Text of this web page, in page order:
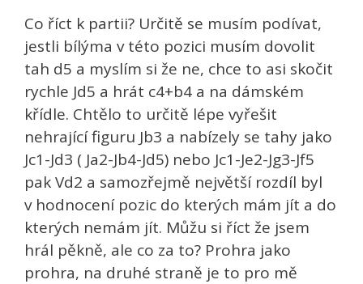
Co říct k partii? Určitě se musím podívat,
jestli bílýma v této pozici musím dovolit
tah d5 a myslím si že ne, chce to asi skočit
rychle Jd5 a hrát c4+b4 a na dámském
křídle. Chtělo to určitě lépe vyřešit
nehrající figuru Jb3 a nabízely se tahy jako
Jc1-Jd3 ( Ja2-Jb4-Jd5) nebo Jc1-Je2-Jg3-Jf5
pak Vd2 a samozřejmě největší rozdíl byl
v hodnocení pozic do kterých mám jít a do
kterých nemám jít. Můžu si říct že jsem
hrál pěkně, ale co za to? Prohra jako
prohra, na druhé straně je to pro mě